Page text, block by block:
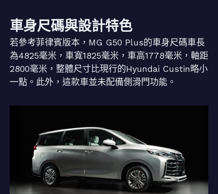
車身尺碼與設計特色
若參考菲律賓版本，MG G50 Plus的車身尺碼車長
為4825毫米，車寬1825毫米，車高1778毫米，軸距
2800毫米，整體尺寸比現行的Hyundai Custin略小
一點。此外，這款車並未配備側滑門功能。